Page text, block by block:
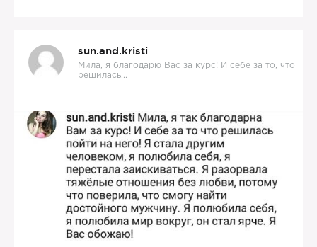
sun.and.kristi
Мила, я благодарю Вас за курс! И себе за то, что
решилась...